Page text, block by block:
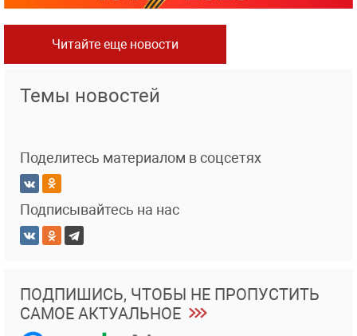
Читайте еще новости
Темы новостей
Поделитесь материалом в соцсетях
Подписывайтесь на нас
ПОДПИШИСЬ, ЧТОБЫ НЕ ПРОПУСТИТЬ
САМОЕ АКТУАЛЬНОЕ